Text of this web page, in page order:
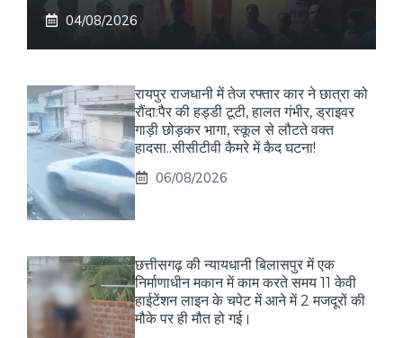
04/08/2026
रायपुर राजधानी में तेज रफ्तार कार ने छात्रा को
रौंदा:पैर की हड्डी टूटी, हालत गंभीर, ड्राइवर
गाड़ी छोड़कर भागा, स्कूल से लौटते वक्त
हादसा..सीसीटीवी कैमरे में कैद घटना!
06/08/2026
छत्तीसगढ़ की न्यायधानी बिलासपुर में एक
निर्माणाधीन मकान में काम करते समय 11 केवी
हाईटेंशन लाइन के चपेट में आने में 2 मजदूरों की
मौके पर ही मौत हो गई।